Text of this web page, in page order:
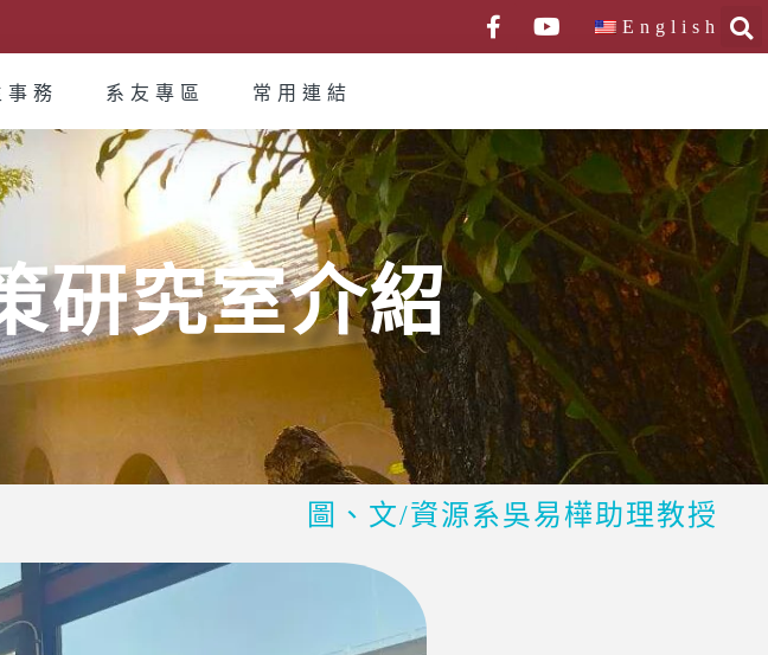
English
事務 系友專區 常用連結
研究室介紹
圖、文/資源系吳易樺助理教授